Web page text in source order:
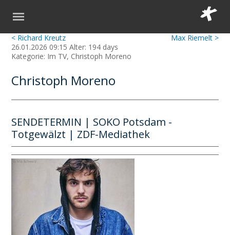
Max Riemelt >
< Richard Kreutz
26.01.2026 09:15 Alter: 194 days
Kategorie: Im TV, Christoph Moreno
Christoph Moreno
SENDETERMIN | SOKO Potsdam -
Totgewälzt | ZDF-Mediathek